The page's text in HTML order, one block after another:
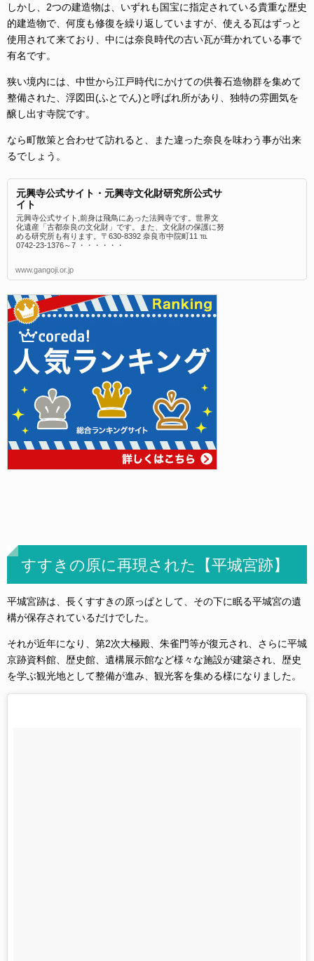
しかし、2つの建造物は、いずれも国宝に指定されている貴重な歴史
的建造物で、何度も修復を繰り返していますが、使える瓦はずっと
使用されて来ており、中には奈良時代の古い瓦が葺かれている事で
有名です。
狭い境内には、中世から江戸時代にかけての供養石造物群を集めて
整備された、浮図田(ふとでん)と呼ばれ所があり、独特の雰囲気を
醸し出す寺院です。
なら町散策と合わせて訪れると、また違った奈良を味わう事が出来
るでしょう。
元興寺公式サイト・元興寺文化財研究所公式サ
イト
元興寺公式サイト,前身は飛鳥にあった法興寺です。世界文
化遺産「古都奈良の文化財」です。また、文化財の保護に努
める研究所も有ります。〒630-8392 奈良市中院町11 ℡
0742-23-1376～7 ・・・・・・
www.gangoji.or.jp
すすきの原に再現された【平城宮跡】
平城宮跡は、長くすすきの原っぱとして、その下に眠る平城宮の遺
構が保存されているだけでした。
それが近年になり、第2次大極殿、朱雀門等が復元され、さらに平城
京跡資料館、歴史館、遺構展示館など様々な施設が建築され、歴史
を学ぶ観光地として整備が進み、観光客を集める様になりました。